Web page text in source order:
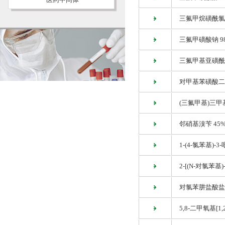
三氟甲烷磺酰
三氟甲磺酸钠
三氟甲基亚磺
对甲基苯磺酸
(三氟甲基)三甲
邻硝基溴苄
1-(4-氯苯基)-3-
2-[(N-对氯苯基
对氯苯肼盐酸
5,8-二甲氧基